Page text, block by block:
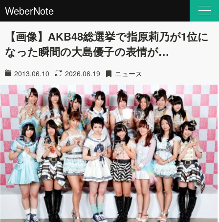
WeberNote
【画像】AKB48総選挙で指原莉乃が1位に
なった瞬間の大島優子の表情が…
2013.06.10 2026.06.19 ニュース